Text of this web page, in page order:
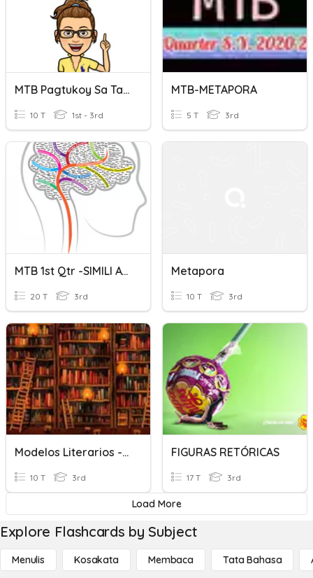
MTB Pagtukoy Sa Tayutay Na Metapora
10 T 1st - 3rd
MTB-METAPORA
5 T 3rd
MTB 1st Qtr -SIMILI AT METAPORA
20 T 3rd
Metapora
10 T 3rd
Modelos Literarios - Diagnóstico
10 T 3rd
FIGURAS RETÓRICAS
17 T 3rd
Load More
Explore Flashcards by Subject
Menulis Kosakata Membaca Tata Bahasa